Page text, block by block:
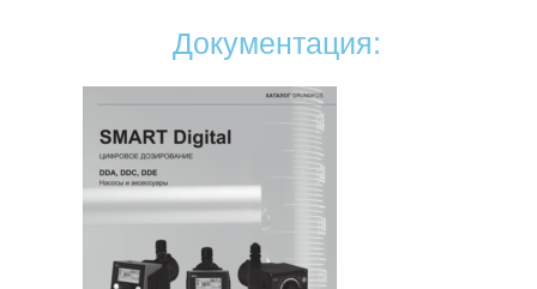
Документация: